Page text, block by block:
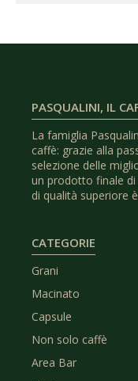
PASQUALINI, IL
La famiglia
caffè: grazie alla
selezione delle
un prodotto finale
di qualità superiore
CATEGORIE
Grani
Macinato
Capsule
Non solo caffè
Area Bar